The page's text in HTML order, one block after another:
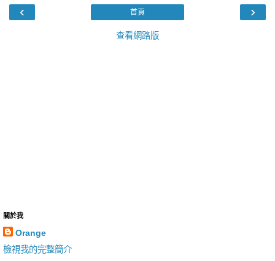
‹ ›
首頁
查看網路版
關於我
Orange
檢視我的完整簡介